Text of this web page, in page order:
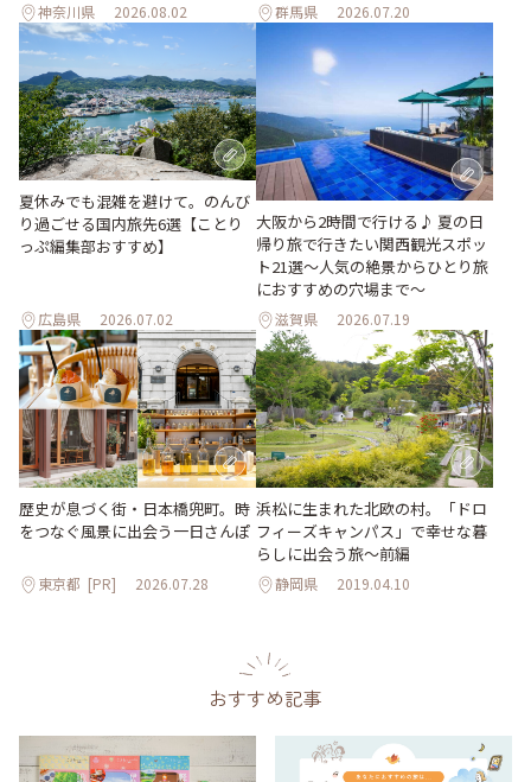
神奈川県 2026.08.02 群馬県 2026.07.20
夏休みでも混雑を避けて。のんび
り過ごせる国内旅先6選【ことり
っぷ編集部おすすめ】
広島県 2026.07.02
大阪から2時間で行ける♪ 夏の日
帰り旅で行きたい関西観光スポッ
ト21選～人気の絶景からひとり旅
におすすめの穴場まで～
滋賀県 2026.07.19
歴史が息づく街・日本橋兜町。時
をつなぐ風景に出会う一日さんぽ
東京都 [PR] 2026.07.28
浜松に生まれた北欧の村。「ドロ
フィーズキャンパス」で幸せな暮
らしに出会う旅～前編
静岡県 2019.04.10
おすすめ記事